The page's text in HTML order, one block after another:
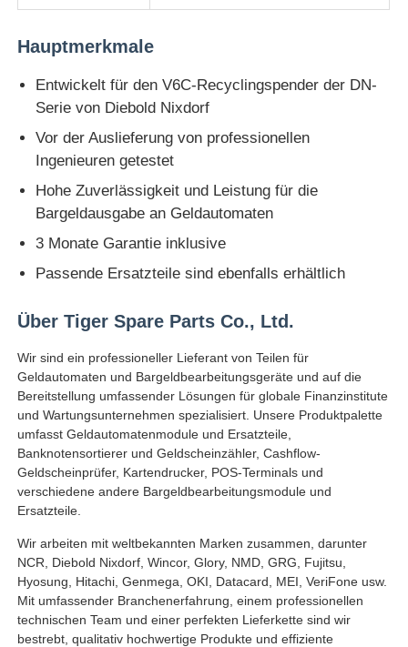
Diebold ATM-Teile
NCR-Geldautomatenteile
Ersatzteile für Wincor-Geldautomaten
Hyosung ATM-Teile
Fujitsu Geldautomaten-Teile
Hitachi-Geldautomaten-Teile
GRG ATM-Teile
Glory NMD ATM-Teile
OKI ATM-Teile
Genmega ATM -Teile
Rechnungsprüfer
Hauptmerkmale
Entwickelt für den V6C-Recyclingspender der DN-
Serie von Diebold Nixdorf
Vor der Auslieferung von professionellen
Ingenieuren getestet
Hohe Zuverlässigkeit und Leistung für die
Bargeldausgabe an Geldautomaten
3 Monate Garantie inklusive
Passende Ersatzteile sind ebenfalls erhältlich
Über Tiger Spare Parts Co., Ltd.
Wir sind ein professioneller Lieferant von Teilen für
Geldautomaten und Bargeldbearbeitungsgeräte und auf die
Bereitstellung umfassender Lösungen für globale Finanzinstitute
und Wartungsunternehmen spezialisiert. Unsere Produktpalette
umfasst Geldautomatenmodule und Ersatzteile,
Banknotensortierer und Geldscheinzähler, Cashflow-
Geldscheinprüfer, Kartendrucker, POS-Terminals und
verschiedene andere Bargeldbearbeitungsmodule und
Ersatzteile.
Wir arbeiten mit weltbekannten Marken zusammen, darunter
NCR, Diebold Nixdorf, Wincor, Glory, NMD, GRG, Fujitsu,
Hyosung, Hitachi, Genmega, OKI, Datacard, MEI, VeriFone usw.
Mit umfassender Branchenerfahrung, einem professionellen
technischen Team und einer perfekten Lieferkette sind wir
bestrebt, qualitativ hochwertige Produkte und effiziente